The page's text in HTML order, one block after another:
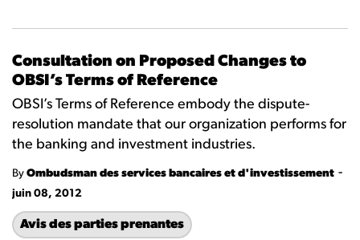
Consultation on Proposed Changes to
OBSI’s Terms of Reference
OBSI’s Terms of Reference embody the dispute-
resolution mandate that our organization performs for
the banking and investment industries.
By Ombudsman des services bancaires et d'investissement -
juin 08, 2012
Avis des parties prenantes